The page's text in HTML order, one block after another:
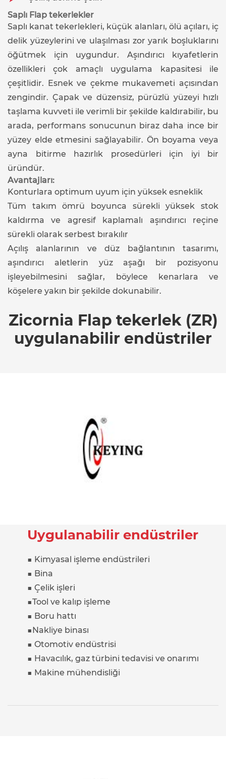
Saplı Flap tekerlekler
Saplı kanat tekerlekleri, küçük alanları, ölü açıları, iç
delik yüzeylerini ve ulaşılması zor yarık boşluklarını
öğütmek için uygundur. Aşındırıcı kıyafetlerin
özellikleri çok amaçlı uygulama kapasitesi ile
çeşitlidir. Esnek ve çekme mukavemeti açısından
zengindir. Çapak ve düzensiz, pürüzlü yüzeyi hızlı
taşlama kuvveti ile verimli bir şekilde kaldırabilir, bu
arada, performans sonucunun biraz daha ince bir
yüzey elde etmesini sağlayabilir. Ön boyama veya
ayna bitirme hazırlık prosedürleri için iyi bir
üründür.
Avantajları:
Konturlara optimum uyum için yüksek esneklik
Tüm takım ömrü boyunca sürekli yüksek stok
kaldırma ve agresif kaplamalı aşındırıcı reçine
sürekli olarak serbest bırakılır
Açılış alanlarının ve düz bağlantının tasarımı,
aşındırıcı aletlerin yüz aşağı bir pozisyonu
işleyebilmesini sağlar, böylece kenarlara ve
köşelere yakın bir şekilde dokunabilir.
Zicornia Flap tekerlek (ZR)
uygulanabilir endüstriler
Uygulanabilir endüstriler
■ Kimyasal işleme endüstrileri
■ Bina
■ Çelik işleri
■Tool ve kalıp işleme
■ Boru hattı
■Nakliye binası
■ Otomotiv endüstrisi
■ Havacılık, gaz türbini tedavisi ve onarımı
■ Makine mühendisliği